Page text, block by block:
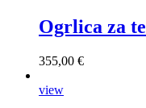
Ogrlica za
355,00 €
view